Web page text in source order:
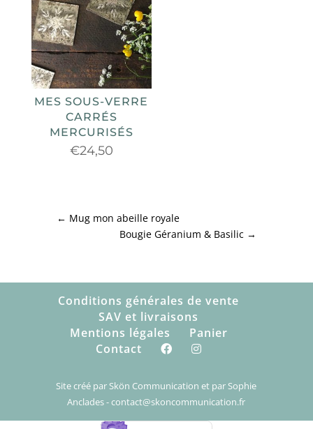
MES SOUS-VERRE
CARRÉS
MERCURISÉS
€24,50
← Mug mon abeille royale
Bougie Géranium & Basilic →
Conditions générales de vente
SAV et livraisons
Mentions légales
Panier
Contact
Site créé par Skön Communication et par Sophie
Anclades - contact@skoncommunication.fr